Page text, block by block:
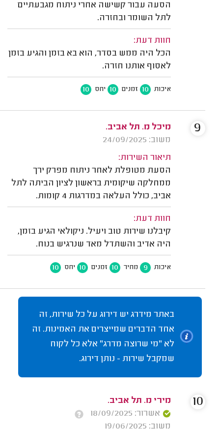
הסעה עבור קשישה אחרי ניתוח מגבעתיים
לתל השומר ובחזרה.
חוות דעת:
הכל היה ממש בסדר, הוא בא בזמן והגיע בזמן
לאסוף אותנו חזרה.
איכות 10 זמנים 10 יחס 10
מיכל מ. תל אביב.
משוב: 24/09/2025
תיאור השירות:
הסעת מטופלת לאחר ניתוח מפרק ירך
ממחלקה שיקומית בראשון לציון הביתה לתל
אביב, כולל העלאה במדרגות 4 קומות.
חוות דעת:
קיבלנו שירות טוב ויעיל. ניקולאי הגיע בזמן,
היה אדיב והשתדל מאד שנרגיש בנוח.
איכות 9 מחיר 10 זמנים 10 יחס 10
9
באתר מידרג יש דירוג על כל שירות, זה
אחד הדברים שמייצרים את האמינות. זה
לא "מי שרוצה מדרג" אלא כל לקוח
שמקבל שירות - נותן דירוג.
מירי מ. תל אביב.
אשרור: 18/09/2025
משוב: 19/06/2025
10